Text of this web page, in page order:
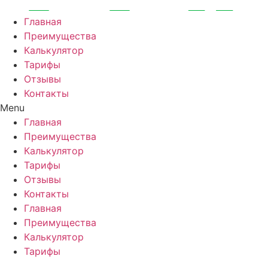
Перейти
содержимому
Главная
Преимущества
Калькулятор
Тарифы
Отзывы
Контакты
Menu
Главная
Преимущества
Калькулятор
Тарифы
Отзывы
Контакты
Главная
Преимущества
Калькулятор
Тарифы